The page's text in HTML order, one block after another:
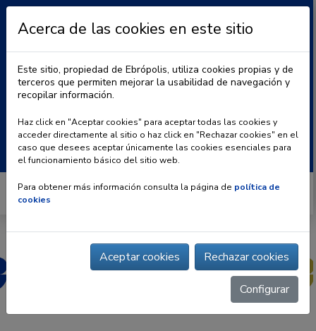
BLOG | CONTACTO
Buscar:
Acerca de las cookies en este sitio
Este sitio, propiedad de Ebrópolis, utiliza cookies propias y de
terceros que permiten mejorar la usabilidad de navegación y
recopilar información.
Haz click en "Aceptar cookies" para aceptar todas las cookies y
acceder directamente al sitio o haz click en "Rechazar cookies" en el
caso que desees aceptar únicamente las cookies esenciales para
el funcionamiento básico del sitio web.
Para obtener más información consulta la página de política de
cookies
Aceptar cookies Rechazar cookies
Configurar